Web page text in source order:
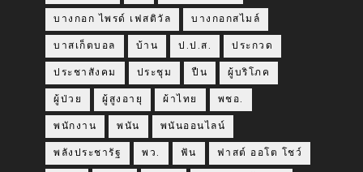
บางกอก ไพรด์ เฟสติวัล บางกอกสไมล์
บาสเก็ตบอล บ้าน ป.ป.ส. ประกวด
ประชาสังคม ประชุม ปืน ผู้บริโภค
ผู้ป่วย ผู้สูงอายุ ผ้าไทย พชอ.
พนักงาน พนัน พนันออนไลน์
พลังประชารัฐ พว. ฟัน ฟาสต์ ออโต โชว์